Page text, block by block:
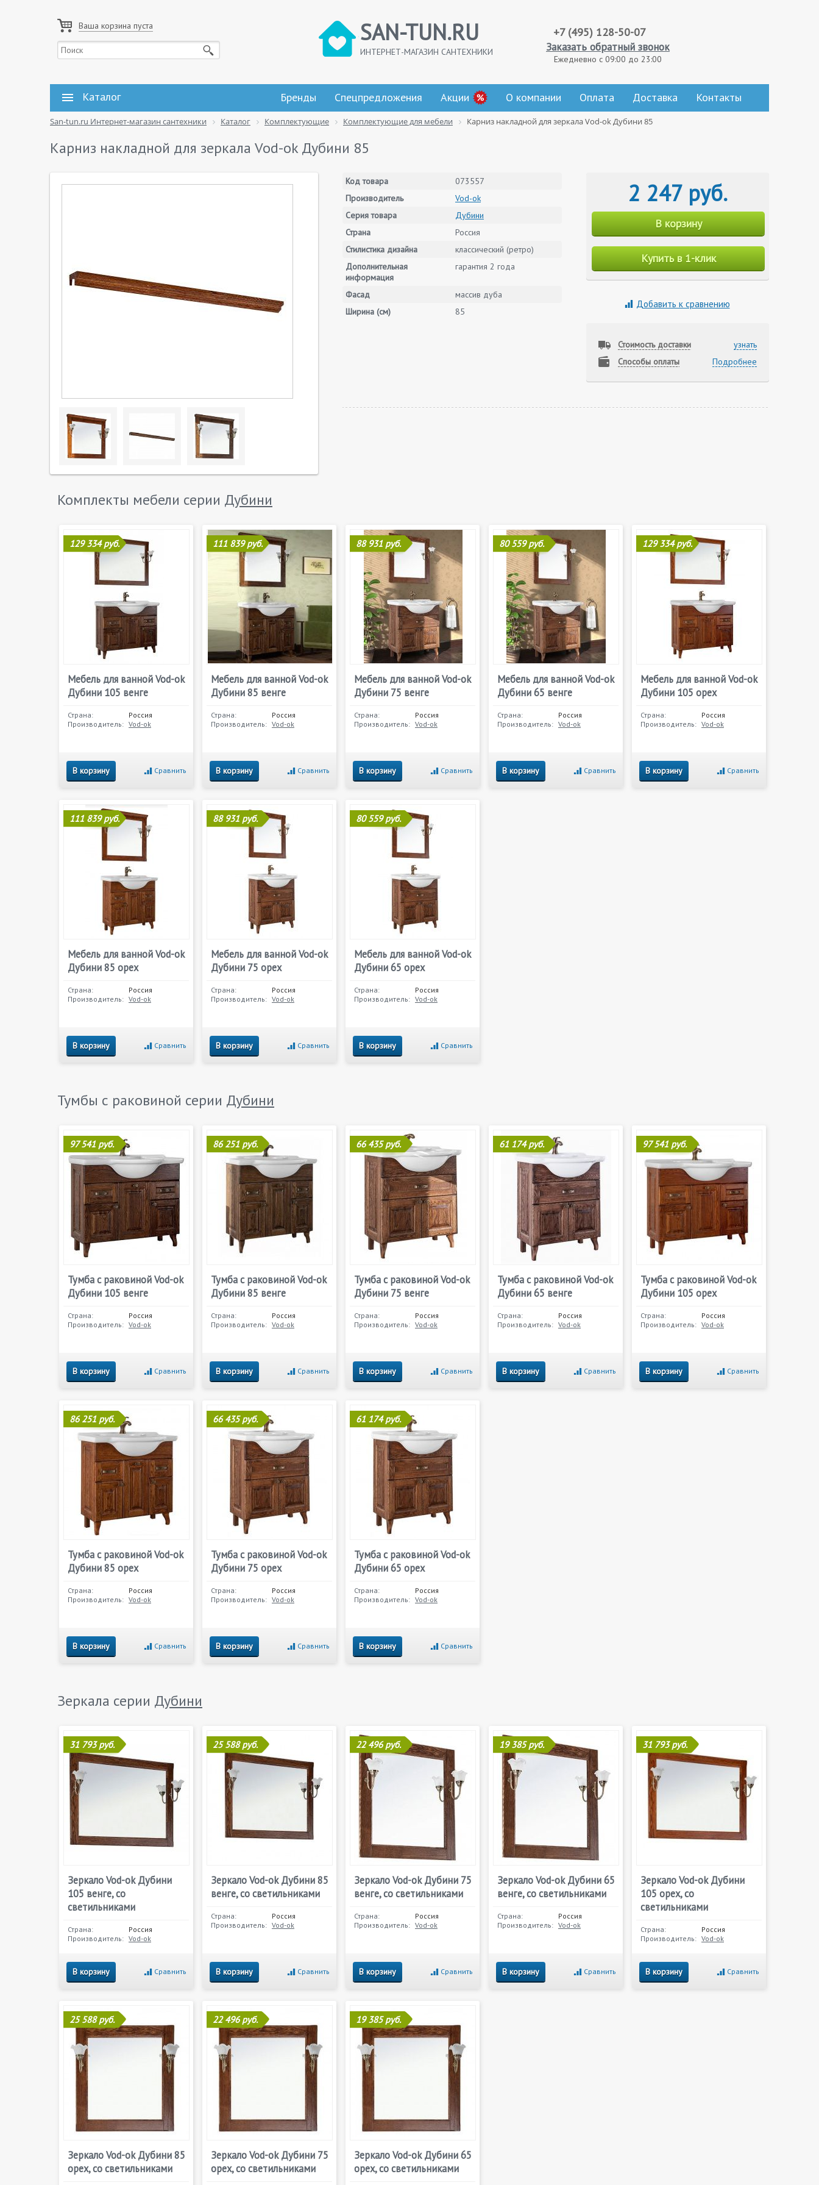
Ваша корзина пуста SAN-TUN.RU
ИНТЕРНЕТ-МАГАЗИН САНТЕХНИКИ
+7 (495) 128-50-07
Заказать обратный звонок
Ежедневно с 09:00 до 23:00
Каталог Бренды Спецпредложения Акции О компании Оплата Доставка Контакты
San-tun.ru Интернет-магазин сантехники Каталог Комплектующие Комплектующие для мебели Карниз накладной для зеркала Vod-ok Дубини 85
Карниз накладной для зеркала Vod-ok Дубини 85
Код товара
073557
Производитель
Vod-ok
Серия товара
Дубини
Страна
Россия
Стилистика дизайна
классический (ретро)
Дополнительная
информация
гарантия 2 года
Фасад
массив дуба
Ширина (см)
85
2 247 руб.
В корзину
Купить в 1-клик
Добавить к сравнению
Стоимость доставки
узнать
Способы оплаты
Подробнее
Комплекты мебели серии Дубини
129 334 руб.
Мебель для ванной Vod-ok
Дубини 105 венге
Страна:
Россия
Производитель: Vod-ok
В корзину Сравнить
111 839 руб.
Мебель для ванной Vod-ok
Дубини 85 венге
Страна:
Россия
Производитель: Vod-ok
В корзину Сравнить
88 931 руб.
Мебель для ванной Vod-ok
Дубини 75 венге
Страна:
Россия
Производитель: Vod-ok
В корзину Сравнить
80 559 руб.
Мебель для ванной Vod-ok
Дубини 65 венге
Страна:
Россия
Производитель: Vod-ok
В корзину Сравнить
129 334 руб.
Мебель для ванной Vod-ok
Дубини 105 орех
Страна:
Россия
Производитель: Vod-ok
В корзину Сравнить
111 839 руб.
Мебель для ванной Vod-ok
Дубини 85 орех
Страна:
Россия
Производитель: Vod-ok
В корзину Сравнить
88 931 руб.
Мебель для ванной Vod-ok
Дубини 75 орех
Страна:
Россия
Производитель: Vod-ok
В корзину Сравнить
80 559 руб.
Мебель для ванной Vod-ok
Дубини 65 орех
Страна:
Россия
Производитель: Vod-ok
В корзину Сравнить
Тумбы с раковиной серии Дубини
97 541 руб.
Тумба с раковиной Vod-ok
Дубини 105 венге
Страна:
Россия
Производитель: Vod-ok
В корзину Сравнить
86 251 руб.
Тумба с раковиной Vod-ok
Дубини 85 венге
Страна:
Россия
Производитель: Vod-ok
В корзину Сравнить
66 435 руб.
Тумба с раковиной Vod-ok
Дубини 75 венге
Страна:
Россия
Производитель: Vod-ok
В корзину Сравнить
61 174 руб.
Тумба с раковиной Vod-ok
Дубини 65 венге
Страна:
Россия
Производитель: Vod-ok
В корзину Сравнить
97 541 руб.
Тумба с раковиной Vod-ok
Дубини 105 орех
Страна:
Россия
Производитель: Vod-ok
В корзину Сравнить
86 251 руб.
Тумба с раковиной Vod-ok
Дубини 85 орех
Страна:
Россия
Производитель: Vod-ok
В корзину Сравнить
66 435 руб.
Тумба с раковиной Vod-ok
Дубини 75 орех
Страна:
Россия
Производитель: Vod-ok
В корзину Сравнить
61 174 руб.
Тумба с раковиной Vod-ok
Дубини 65 орех
Страна:
Россия
Производитель: Vod-ok
В корзину Сравнить
Зеркала серии Дубини
31 793 руб.
Зеркало Vod-ok Дубини
105 венге, со
светильниками
Страна:
Россия
Производитель: Vod-ok
В корзину Сравнить
25 588 руб.
Зеркало Vod-ok Дубини 85
венге, со светильниками
Страна:
Россия
Производитель: Vod-ok
В корзину Сравнить
22 496 руб.
Зеркало Vod-ok Дубини 75
венге, со светильниками
Страна:
Россия
Производитель: Vod-ok
В корзину Сравнить
19 385 руб.
Зеркало Vod-ok Дубини 65
венге, со светильниками
Страна:
Россия
Производитель: Vod-ok
В корзину Сравнить
31 793 руб.
Зеркало Vod-ok Дубини
105 орех, со
светильниками
Страна:
Россия
Производитель: Vod-ok
В корзину Сравнить
25 588 руб.
Зеркало Vod-ok Дубини 85
орех, со светильниками
22 496 руб.
Зеркало Vod-ok Дубини 75
орех, со светильниками
19 385 руб.
Зеркало Vod-ok Дубини 65
орех, со светильниками